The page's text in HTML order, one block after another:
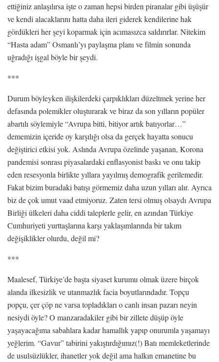
ettiğiniz anlaşılırsa işte o zaman hepsi birden piranalar gibi üşüşür
ve kendi alacaklarını hatta daha ileri giderek kendilerine hak
gördükleri her şeyi koparmak için acımasızca saldırırlar. Nitekim
“Hasta adam” Osmanlı’yı paylaşma planı ve filmin sonunda
uğradığı işgal böyle bir şeydi.
***
Durum böyleyken ilişkilerdeki çarpıklıkları düzeltmek yerine her
defasında polemikler oluşturarak ve biraz da son yılların popüler
abartılı söylemiyle “Avrupa bitti, bitiyor artık batıyorlar…”
dememizin içeride oy karşılığı olsa da gerçek hayatta sonucu
değiştirici etkisi yok. Aslında Avrupa özelinde yaşanan, Korona
pandemisi sonrası piyasalardaki enflasyonist baskı ve onu takip
eden resesyonla birlikte yıllara yayılmış demografik gerilemedir.
Fakat bizim buradaki batışı görmemiz daha uzun yılları alır. Ayrıca
biz de çok umut vaad etmiyoruz. Zaten tersi olmuş olsaydı Avrupa
Birliği ülkeleri daha ciddi taleplerle gelir, en azından Türkiye
Cumhuriyeti yurttaşlarına karşı yaklaşımlarında bir takım
değişiklikler olurdu, değil mi?
***
Maalesef, Türkiye’de başta siyaset kurumu olmak üzere birçok
alanda ilkesizlik ve utanmazlık facia boyutlarındadır. Topçu
popçu, çer çöp ne varsa topladıkları o canlı insan pazarı neyin
nesiydi öyle? O manzaradakiler gibi bir zillete düşüp öyle
yaşayacağıma sabahlara kadar hamallık yapıp onurumla yaşamayı
yeğlerim. “Gavur” tabirini yakıştırdığımız(!) Batı memleketlerinde
de usulsüzlükler, ihanetler yok değil ama halkın emanetine bu